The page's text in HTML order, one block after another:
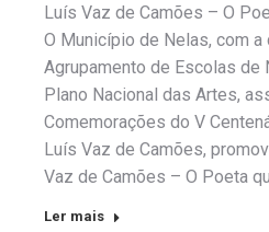
Luís Vaz de Camões – O
O Município de Nelas, com a
Agrupamento de Escolas de
Plano Nacional das Artes,
Comemorações do V
Luís Vaz de Camões,
Vaz de Camões – O Poeta
Ler mais